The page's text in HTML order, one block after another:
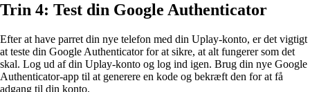
Trin 4: Test din Google Authenticator
Efter at have parret din nye telefon med din Uplay-konto, er det vigtigt
at teste din Google Authenticator for at sikre, at alt fungerer som det
skal. Log ud af din Uplay-konto og log ind igen. Brug din nye Google
Authenticator-app til at generere en kode og bekræft den for at få
adgang til din konto.